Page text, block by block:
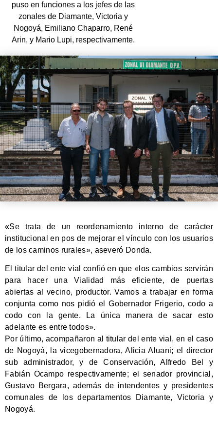
puso en funciones a los jefes de las
zonales de Diamante, Victoria y
Nogoyá, Emiliano Chaparro, René
Arin, y Mario Lupi, respectivamente.
«Se trata de un reordenamiento interno de carácter
institucional en pos de mejorar el vínculo con los usuarios
de los caminos rurales», aseveró Donda.
El titular del ente vial confió en que «los cambios servirán
para hacer una Vialidad más eficiente, de puertas
abiertas al vecino, productor. Vamos a trabajar en forma
conjunta como nos pidió el Gobernador Frigerio, codo a
codo con la gente. La única manera de sacar esto
adelante es entre todos».
Por último, acompañaron al titular del ente vial, en el caso
de Nogoyá, la vicegobernadora, Alicia Aluani; el director
sub administrador, y de Conservación, Alfredo Bel y
Fabián Ocampo respectivamente; el senador provincial,
Gustavo Bergara, además de intendentes y presidentes
comunales de los departamentos Diamante, Victoria y
Nogoyá.